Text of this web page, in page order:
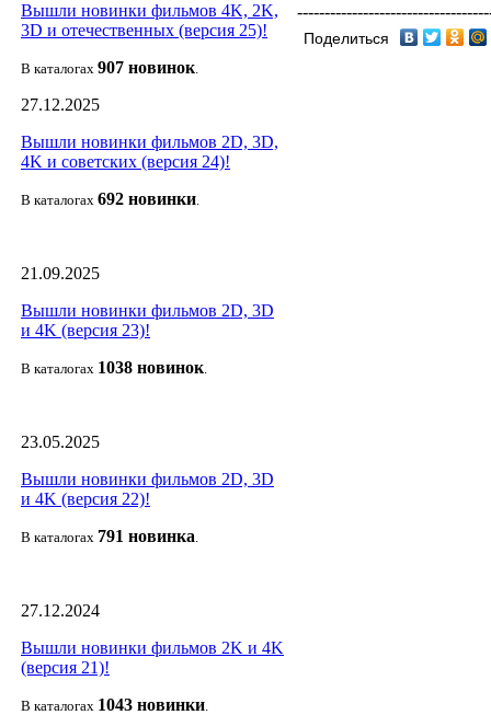
Вышли новинки фильмов 4K, 2K,
3D и отечественных (версия 25)!
В каталогах 907 новинок.
27.12.2025
Вышли новинки фильмов 2D, 3D,
4K и советских (версия 24)!
В каталогах 692 новинки.
21.09.2025
Вышли новинки фильмов 2D, 3D
и 4K (версия 23)!
В каталогах 1038 новинок.
23.05.2025
Вышли новинки фильмов 2D, 3D
и 4K (версия 22)!
В каталогах 791 новинка.
27.12.2024
Вышли новинки фильмов 2K и 4K
(версия 21)!
В каталогах 1043 новинки.
Поделиться